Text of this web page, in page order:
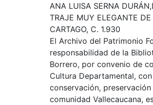
ANA LUISA SERNA
TRAJE MUY ELEGANTE
CARTAGO, C. 1.930
El Archivo del Patrimonio
responsabilidad de la
Borrero, por convenio de
Cultura Departamental,
conservación,
comunidad Vallecaucana,